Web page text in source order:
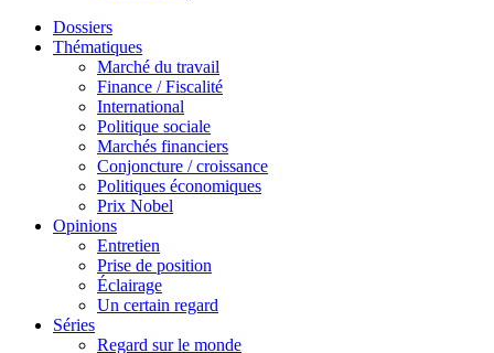
Dossiers
Thématiques
Marché du travail
Finance / Fiscalité
International
Politique sociale
Marchés financiers
Conjoncture / croissance
Politiques économiques
Prix Nobel
Opinions
Entretien
Prise de position
Éclairage
Un certain regard
Séries
Regard sur le monde